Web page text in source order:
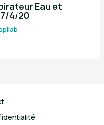
Eau et
4/20